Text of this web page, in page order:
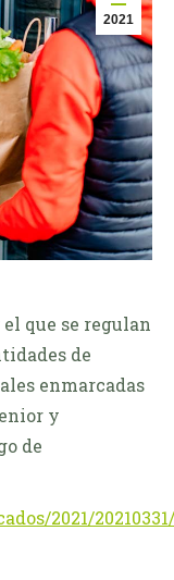
2021
el que se regulan
de
enmarcadas
y
de
2021/